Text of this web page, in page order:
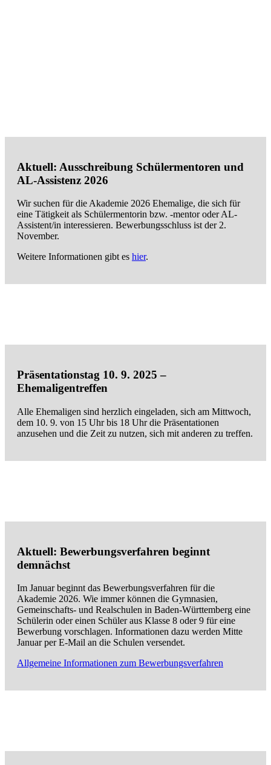
Aktuell: Ausschreibung Schülermentoren und
AL-Assistenz 2026
Wir suchen für die Akademie 2026 Ehemalige, die sich für
eine Tätigkeit als Schülermentorin bzw. -mentor oder AL-
Assistent/in interessieren. Bewerbungsschluss ist der 2.
November.
Weitere Informationen gibt es hier.
Präsentationstag 10. 9. 2025 –
Ehemaligentreffen
Alle Ehemaligen sind herzlich eingeladen, sich am Mittwoch,
dem 10. 9. von 15 Uhr bis 18 Uhr die Präsentationen
anzusehen und die Zeit zu nutzen, sich mit anderen zu treffen.
Aktuell: Bewerbungsverfahren beginnt
demnächst
Im Januar beginnt das Bewerbungsverfahren für die
Akademie 2026. Wie immer können die Gymnasien,
Gemeinschafts- und Realschulen in Baden-Württemberg eine
Schülerin oder einen Schüler aus Klasse 8 oder 9 für eine
Bewerbung vorschlagen. Informationen dazu werden Mitte
Januar per E-Mail an die Schulen versendet.
Allgemeine Informationen zum Bewerbungsverfahren